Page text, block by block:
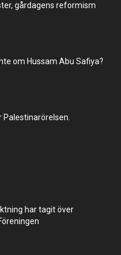
gårdagens reformism
om Hussam Abu Safiya?
har tagit över